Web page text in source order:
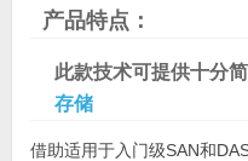
产品特点：
此款技术可提供十分
存储
借助适用于入门级SAN和